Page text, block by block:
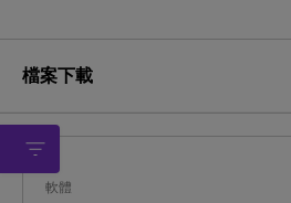
檔案下載
軟體